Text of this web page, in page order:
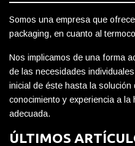
Somos una empresa que
packaging, en cuanto al
Nos implicamos de una forma
de las necesidades
inicial de éste hasta la
conocimiento y experiencia a la
adecuada.
ÚLTIMOS